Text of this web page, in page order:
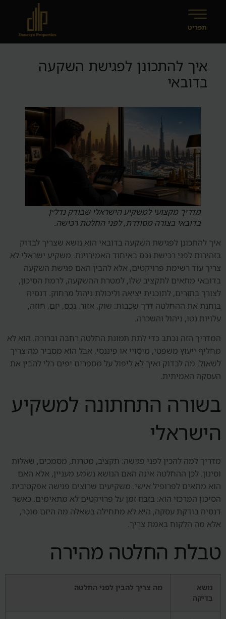
איך להתכונן לפגישת השקעה
בדובאי
מדריך מקצועי למשקיע הישראלי שבודק נדל״ן
בדובאי בצורה מסודרת, לפני החלטת רכישה.
איך להתכונן לפגישת השקעה בדובאי הוא נושא שצריך לבדוק
בזהירות לפני רכישת נכס באיחוד האמירויות. משקיע ישראלי לא
צריך עוד רשימת פרויקטים, אלא להבין האם פגישת השקעה
בדובאי מתאים לתקציב שלו, למטרת ההשקעה, לרמת הסיכון,
לצורך בתזרים, לתוכנית יציאה וליכולת ניהול מרחוק. דנסיה
בוחנת את ההחלטה דרך שכבות: שוק, אזור, נכס, יזם, חוזה,
עלויות נטו, ניהול והשכרה.
המדריך הזה נכתב כדי לתת תמונת החלטה רחבה וברורה. הוא לא
מחליף ייעוץ משפטי, מיסויי או פיננסי, אבל הוא מסביר מה צריך
לשאול, מה לבדוק ואיך לא ליפול על מספרים יפים בלי להבין את
העסקה האמיתית.
בשורה התחתונה למשקיע
הישראלי
מדריך למה להכין לפני פגישה: תקציב, מטרות, מסמכים, שאלות
וסינון. לכן ההחלטה אינה האם הנושא נשמע מעניין, אלא האם
הוא מתאים לפרופיל אישי. משקיעים שרוצים פגישה אפקטיבית.
הסיכון המרכזי הוא: בזבוז זמן על פרויקטים לא מתאימים. כאשר
דנסיה בודקת עסקה, היא לא מתחילה בשאלה מה היזם מוכר,
אלא מה הלקוח באמת צריך.
טבלת החלטה מהירה
נושא
בדיקה
מה צריך להבין לפני החלטה